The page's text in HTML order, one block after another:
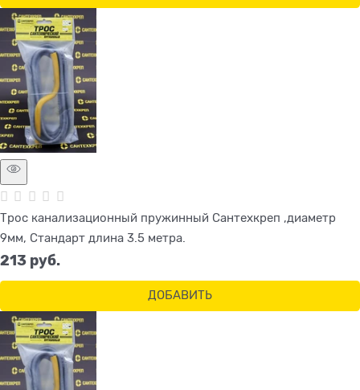
Трос канализационный пружинный Сантехкреп ,диаметр
9мм, Стандарт длина 3.5 метра.
213 руб.
ДОБАВИТЬ